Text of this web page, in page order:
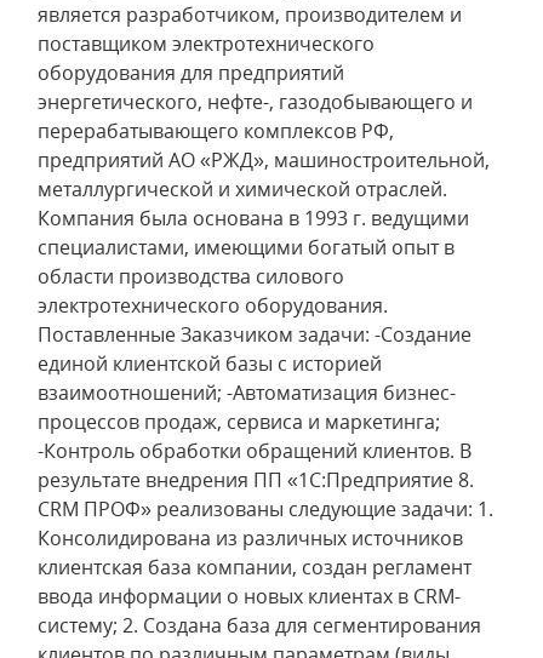
является разработчиком, производителем и
поставщиком электротехнического
оборудования для предприятий
энергетического, нефте-, газодобывающего и
перерабатывающего комплексов РФ,
предприятий АО «РЖД», машиностроительной,
металлургической и химической отраслей.
Компания была основана в 1993 г. ведущими
специалистами, имеющими богатый опыт в
области производства силового
электротехнического оборудования.
Поставленные Заказчиком задачи: -Создание
единой клиентской базы с историей
взаимоотношений; -Автоматизация бизнес-
процессов продаж, сервиса и маркетинга;
-Контроль обработки обращений клиентов. В
результате внедрения ПП «1С:Предприятие 8.
CRM ПРОФ» реализованы следующие задачи: 1.
Консолидирована из различных источников
клиентская база компании, создан регламент
ввода информации о новых клиентах в CRM-
систему; 2. Создана база для сегментирования